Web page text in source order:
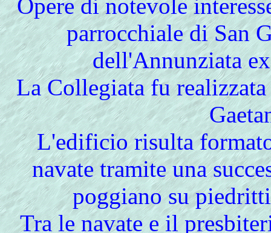
Opere di notevole
parrocchiale di San
dell'Annunziata
La Collegiata fu
L'edificio risulta
navate tramite una
poggiano su
Tra le navate e il